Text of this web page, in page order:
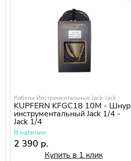
Кабели Инструментальные Jack-Jack
KUPFERN KFGC18 10M - Шнур
инструментальный Jack 1/4 -
Jack 1/4
В наличии
2 390 р.
Купить в 1 клик